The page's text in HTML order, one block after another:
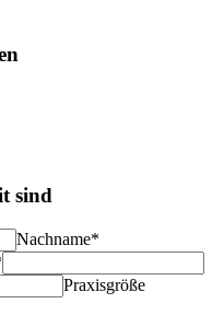
sind
Nachname*
Praxisgröße